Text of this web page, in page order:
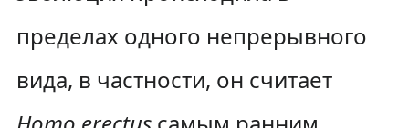
пределах одного непрерывного
вида, в частности, он считает